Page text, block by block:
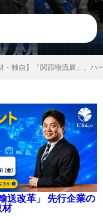
・独自】「関西物流展」、
送改革」 先行企業の
材